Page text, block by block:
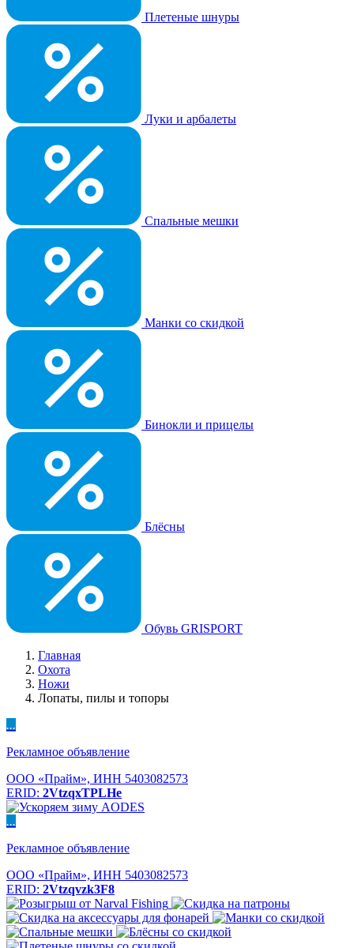
Плетеные шнуры
Луки и арбалеты
Спальные мешки
Манки со скидкой
Бинокли и прицелы
Блёсны
Обувь GRISPORT
Главная
Охота
Ножи
Лопаты, пилы и топоры
...
Рекламное объявление
ООО «Прайм», ИНН 5403082573
ERID: 2VtzqxTPLHe
...
Рекламное объявление
ООО «Прайм», ИНН 5403082573
ERID: 2Vtzqvzk3F8